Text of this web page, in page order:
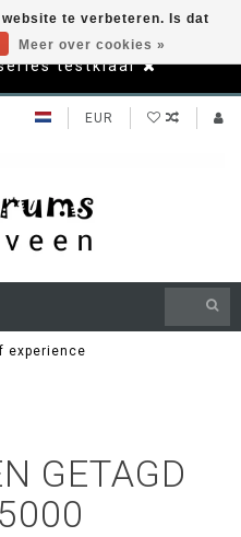
series testklaar
EUR
experience
GETAGD
te verbeteren. Is dat
Meer over cookies »